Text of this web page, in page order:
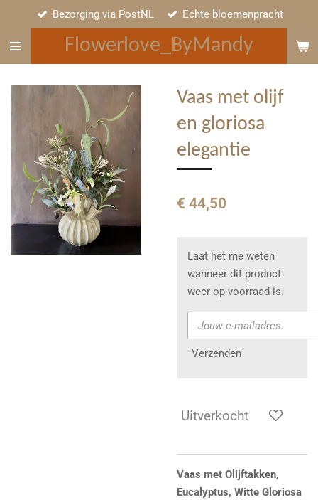
naar
hoofdinhoud
Flowerlove_ByMandy
Bezorging via PostNL Echte bloemenpracht
Vaas met olijf
en gloriosa
elegantie
€ 44,50
Laat het me weten
wanneer dit product
weer op voorraad is.
Verzenden
Uitverkocht
Vaas met Olijftakken,
Eucalyptus, Witte Gloriosa